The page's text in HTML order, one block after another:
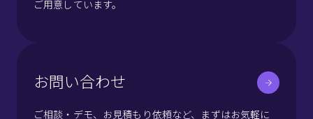
ご用意しています。
お問い合わせ
ご相談・デモ、お見積もり依頼など、まずはお気軽に